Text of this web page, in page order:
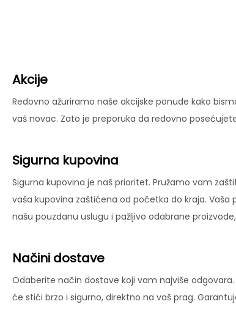
Akcije
Redovno ažuriramo naše akcijske ponude kako
vaš novac. Zato je preporuka da redovno
Sigurna kupovina
Sigurna kupovina je naš prioritet. Pružamo vam
vaša kupovina zaštićena od početka do kraja.
našu pouzdanu uslugu i pažljivo odabrane
Načini dostave
Odaberite način dostave koji vam najviše
će stići brzo i sigurno, direktno na vaš prag.